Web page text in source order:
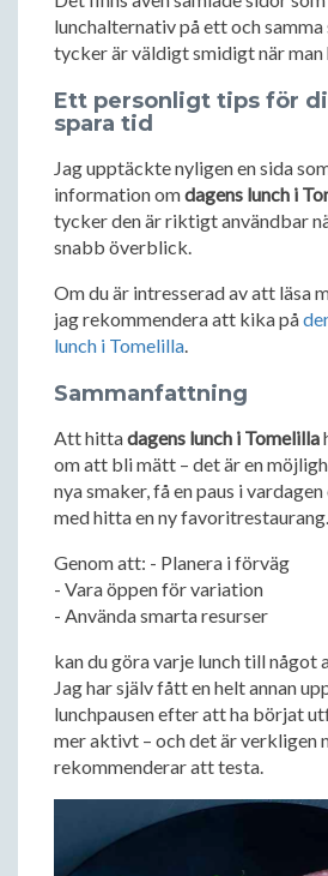
lunchalternativ på ett och
tycker är väldigt smidigt när man
Ett personligt tips för
spara tid
Jag upptäckte nyligen en sida
information omdagens lunch i
tycker den är riktigt användbar
snabb överblick.
Om du är intresserad av att läsa
jag rekommendera att kika på
lunch i Tomelilla.
Sammanfattning
Att hittadagens lunch i Tomelilla
om att bli mätt – det är en
nya smaker, få en paus i
med hitta en ny favoritrestaurang.
Genom att: - Planera i förväg
- Vara öppen för variation
- Använda smarta resurser
kan du göra varje lunch till något
Jag har själv fått en helt annan
lunchpausen efter att ha börjat
mer aktivt – och det är verkligen
rekommenderar att testa.